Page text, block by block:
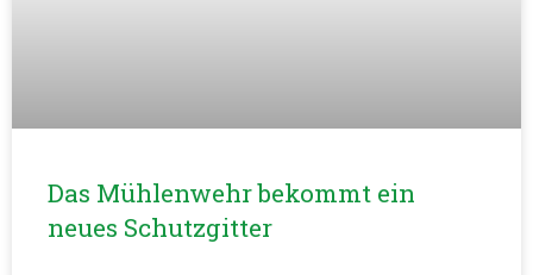
Das Mühlenwehr bekommt ein
neues Schutzgitter